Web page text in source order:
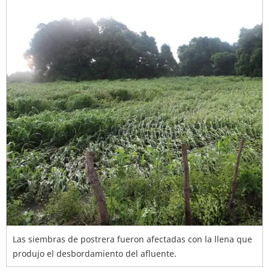
Las siembras de postrera fueron afectadas con la llena que
produjo el desbordamiento del afluente.